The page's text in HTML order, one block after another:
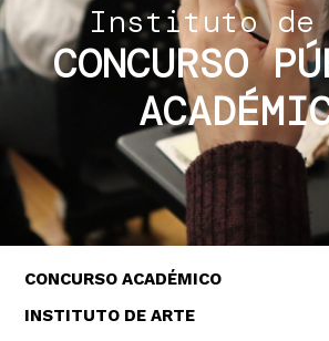
Instituto de
CONCURSO
CONCURSO ACADÉMICO
INSTITUTO DE ARTE